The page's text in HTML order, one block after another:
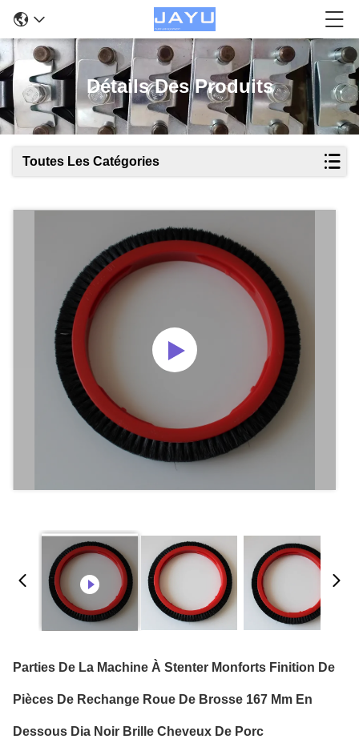
Détails Des Produits
Toutes Les Catégories
Parties De La Machine À Stenter Monforts Finition De
Pièces De Rechange Roue De Brosse 167 Mm En
Dessous Dia Noir Brille Cheveux De Porc